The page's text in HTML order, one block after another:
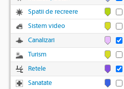
Spatii de recreere
Sistem video
Canalizari
Turism
Retele
Sanatate